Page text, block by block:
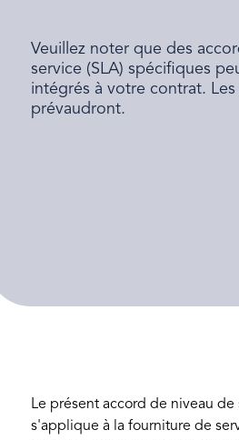
Veuillez noter que des
service (SLA) spécifiques
intégrés à votre contrat.
prévaudront.
Le présent accord de niveau de
s'applique à la fourniture de